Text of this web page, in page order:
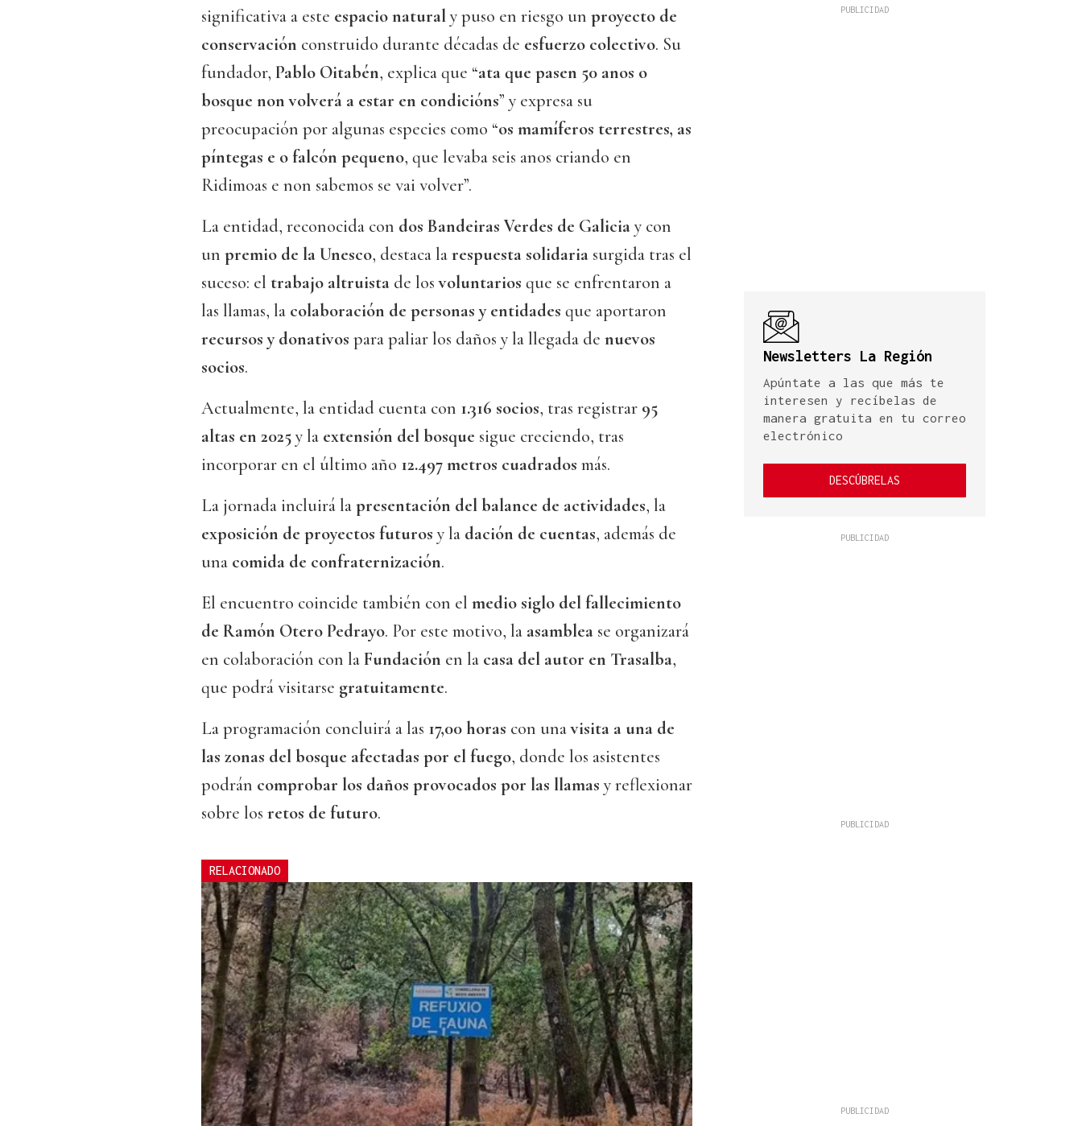
significativa a este espacio naturaly puso en riesgo un proyecto de
conservación construido durante décadas de esfuerzo colectivo. Su
fundador, Pablo Oitabén, explica que “ata que pasen 50 anos o
bosque non volverá a estar en condicións” y expresa su
preocupación por algunas especies como “os mamíferos terrestres, as
píntegas e o falcón pequeno, que levaba seis anos criando en
Ridimoas e non sabemos se vai volver”.
La entidad, reconocida con dos Bandeiras Verdes de Galiciay con
un premio de la Unesco, destaca larespuesta solidaria surgida tras el
suceso: el trabajo altruista de losvoluntarios que se enfrentaron a
las llamas, la colaboración de personas y entidades que aportaron
recursos y donativos para paliar los daños y la llegada de nuevos
socios.
Actualmente, la entidad cuenta con 1.316 socios, tras registrar 95
altas en 2025y la extensión del bosque sigue creciendo, tras
incorporar en el último año 12.497 metros cuadrados más.
La jornada incluirá lapresentación del balance de actividades, la
exposición de proyectos futuros y la dación de cuentas, además de
una comida de confraternización.
El encuentro coincide también con el medio siglo del fallecimiento
de Ramón Otero Pedrayo. Por este motivo, la asamblea se organizará
en colaboración con laFundación en la casa del autor en Trasalba,
que podrá visitarse gratuitamente.
La programación concluirá a las 17,00 horas con unavisita a una de
las zonas del bosque afectadas por el fuego, donde los asistentes
podrán comprobar los daños provocados por las llamas y reflexionar
sobre los retos de futuro.
RELACIONADO
Newsletters La Región
Apúntate a las que más te
interesen y recíbelas de
manera gratuita en tu correo
electrónico
DESCÚBRELAS